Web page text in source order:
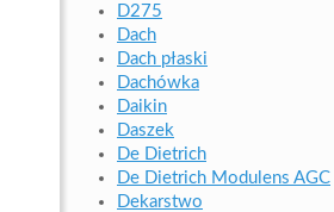
D275
Dach
Dach płaski
Dachówka
Daikin
Daszek
De Dietrich
De Dietrich Modulens AGC
Dekarstwo